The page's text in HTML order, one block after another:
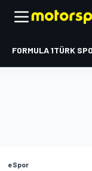
FORMULA 1TÜRK
eSpor